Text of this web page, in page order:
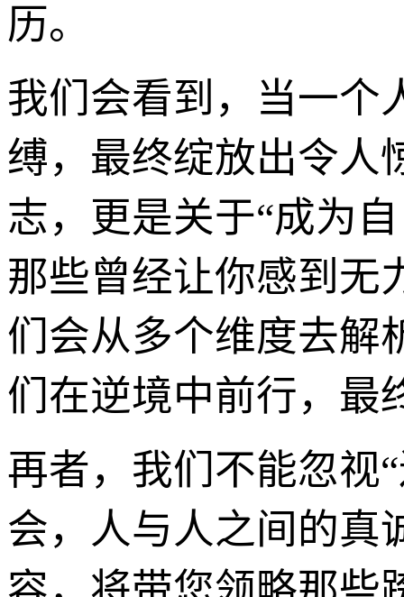
历。
我们会看到，当一个
缚，最终绽放出令人
志，更是关于“成为
那些曾经让你感到无
们会从多个维度去解
们在逆境中前行，最
再者，我们不能忽视
会，人与人之间的真